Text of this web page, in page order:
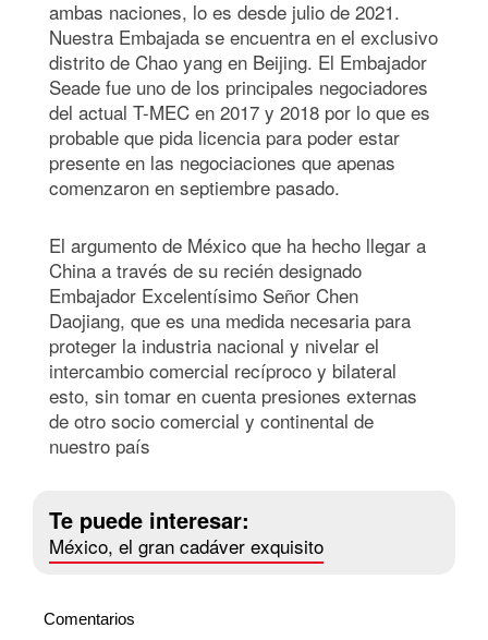
ambas naciones, lo es desde julio de 2021.
Nuestra Embajada se encuentra en el exclusivo
distrito de Chao yang en Beijing. El Embajador
Seade fue uno de los principales negociadores
del actual T-MEC en 2017 y 2018 por lo que es
probable que pida licencia para poder estar
presente en las negociaciones que apenas
comenzaron en septiembre pasado.
El argumento de México que ha hecho llegar a
China a través de su recién designado
Embajador Excelentísimo Señor Chen
Daojiang, que es una medida necesaria para
proteger la industria nacional y nivelar el
intercambio comercial recíproco y bilateral
esto, sin tomar en cuenta presiones externas
de otro socio comercial y continental de
nuestro país
Te puede interesar:
México, el gran cadáver exquisito
Comentarios